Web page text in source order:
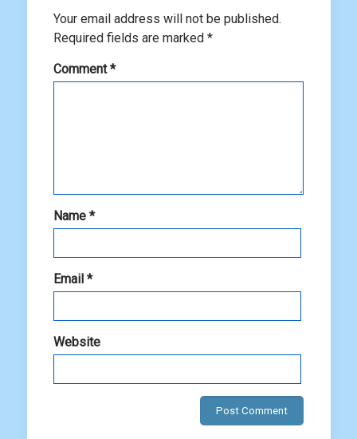
Your email address will not be published.
Required fields are marked *
Comment*
Name *
Email *
Website